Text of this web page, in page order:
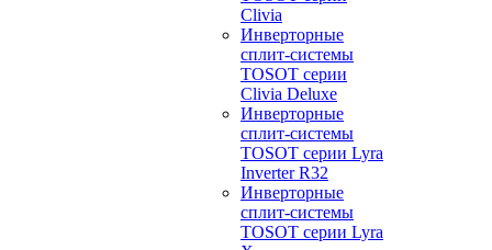
Clivia
Инверторные
сплит-системы
TOSOT серии
Clivia Deluxe
Инверторные
сплит-системы
TOSOT серии Lyra
Inverter R32
Инверторные
сплит-системы
TOSOT серии Lyra